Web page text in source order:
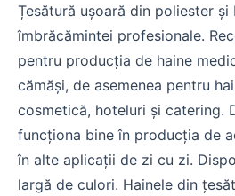
Țesătură ușoară din poliester
îmbrăcămintei profesionale.
pentru producția de haine
cămăși, de asemenea pentru
cosmetică, hoteluri și catering.
funcționa bine în producția de
în alte aplicații de zi cu zi.
largă de culori. Hainele din